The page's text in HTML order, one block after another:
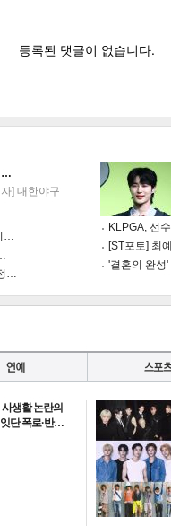
…
] 대한야구
…
…
KLPGA, 선
[ST포토] 최
'결혼의 완성
생활 논란의
단 폭로·반…